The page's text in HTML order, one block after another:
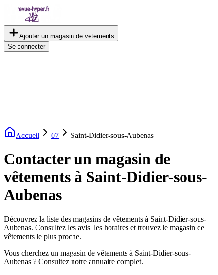
Ajouter un magasin de vêtements
Se connecter
Accueil 07 Saint-Didier-sous-Aubenas
Contacter un magasin de
vêtements à Saint-Didier-sous-
Aubenas
Découvrez la liste des magasins de vêtements à Saint-Didier-sous-
Aubenas. Consultez les avis, les horaires et trouvez le magasin de
vêtements le plus proche.
Vous cherchez un magasin de vêtements à Saint-Didier-sous-
Aubenas ? Consultez notre annuaire complet.